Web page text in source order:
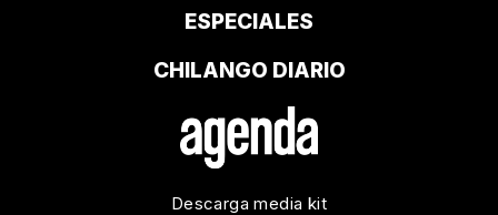
ESPECIALES
CHILANGO DIARIO
Descarga media kit